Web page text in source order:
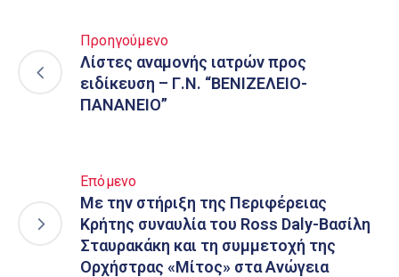
Προηγούμενο
Λίστες αναμονής ιατρών προς
ειδίκευση – Γ.Ν. “ΒΕΝΙΖΕΛΕΙΟ-
ΠΑΝΑΝΕΙΟ”
Επόμενο
Με την στήριξη της Περιφέρειας
Κρήτης συναυλία του Ross Daly-Βασίλη
Σταυρακάκη και τη συμμετοχή της
Ορχήστρας «Μίτος» στα Ανώγεια